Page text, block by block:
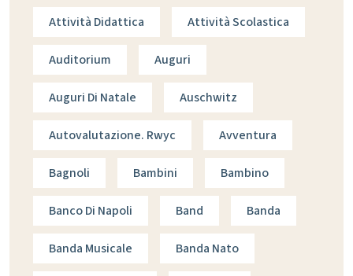
Attività Didattica Attività Scolastica
Auditorium Auguri
Auguri Di Natale Auschwitz
Autovalutazione. Rwyc Avventura
Bagnoli Bambini Bambino
Banco Di Napoli Band Banda
Banda Musicale Banda Nato